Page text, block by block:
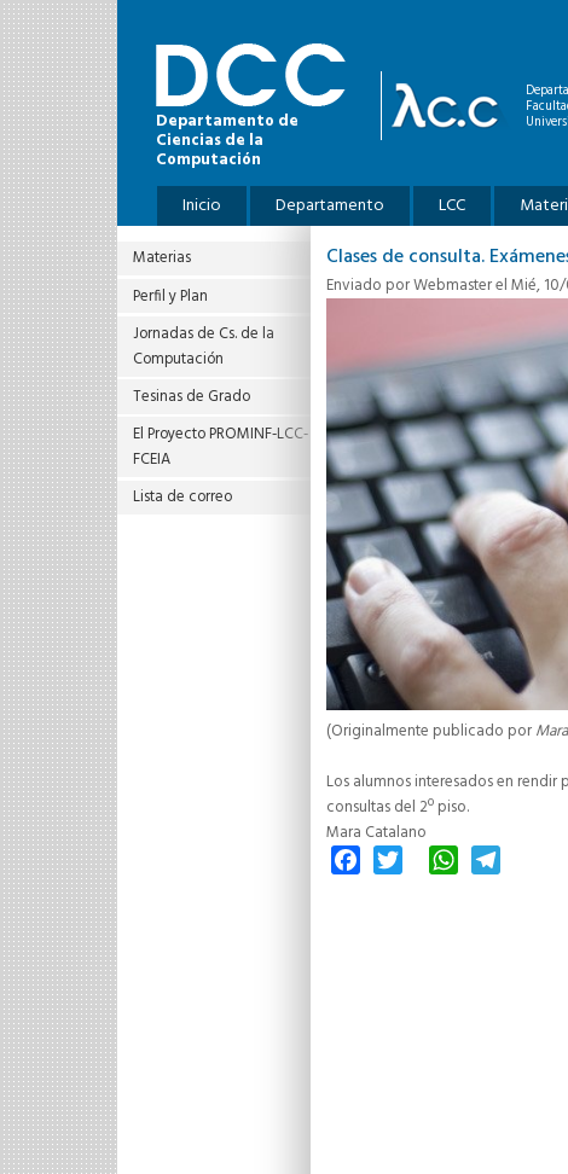
Pasar al contenido principal
Departamento de
Ciencias de la
Computación
Menú principal
Inicio Departamento LCC
Materias
Perfil y Plan
Jornadas de Cs. de la
Computación
Tesinas de Grado
El Proyecto PROMINF‐LCC‐
FCEIA
Lista de correo
Clases de consulta.
Enviado porWebmasterel Mié,
(Originalmente publicado por
Los alumnos interesados en rendir
consultas del 2º piso.
Mara Catalano
FacebookTwitter WhatsApp